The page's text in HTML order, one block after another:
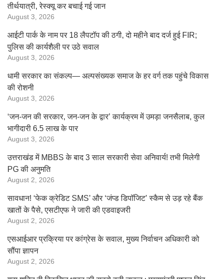
तीर्थयात्री, रेस्क्यू कर बचाई गई जान
August 3, 2026
आईटी पार्क के नाम पर 18 लैपटॉप की ठगी, दो महीने बाद दर्ज हुई FIR;
पुलिस की कार्यशैली पर उठे सवाल
August 3, 2026
धामी सरकार का संकल्प— अल्पसंख्यक समाज के हर वर्ग तक पहुंचे विकास
की रोशनी
August 3, 2026
‘जन-जन की सरकार, जन-जन के द्वार’ कार्यक्रम में उमड़ा जनसैलाब, कुल
भागीदारी 6.5 लाख के पार
August 3, 2026
उत्तराखंड में MBBS के बाद 3 साल सरकारी सेवा अनिवार्य! तभी मिलेगी
PG की अनुमति
August 2, 2026
सावधान! ‘फेक क्रेडिट SMS’ और ‘जंप्ड डिपॉजिट’ स्कैम से उड़ रहे बैंक
खातों के पैसे, एसटीएफ ने जारी की एडवाइजरी
August 2, 2026
एसआईआर प्रक्रिया पर कांग्रेस के सवाल, मुख्य निर्वाचन अधिकारी को
सौंपा ज्ञापन
August 2, 2026